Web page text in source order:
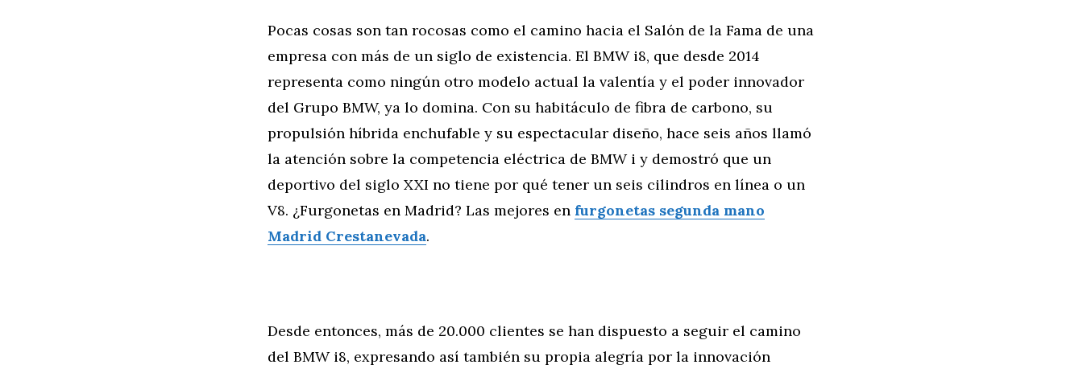
Pocas cosas son tan rocosas como el camino hacia el Salón de la Fama de una
empresa con más de un siglo de existencia. El BMW i8, que desde 2014
representa como ningún otro modelo actual la valentía y el poder innovador
del Grupo BMW, ya lo domina. Con su habitáculo de fibra de carbono, su
propulsión híbrida enchufable y su espectacular diseño, hace seis años llamó
la atención sobre la competencia eléctrica de BMW i y demostró que un
deportivo del siglo XXI no tiene por qué tener un seis cilindros en línea o un
V8. ¿Furgonetas en Madrid? Las mejores en furgonetas segunda mano
Madrid Crestanevada.
Desde entonces, más de 20.000 clientes se han dispuesto a seguir el camino
del BMW i8, expresando así también su propia alegría por la innovación